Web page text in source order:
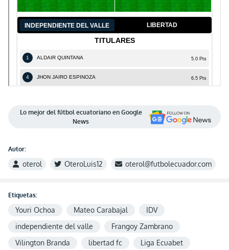
Lo mejor del fútbol ecuatoriano en Google
News
Autor:
oterol OteroLuis12 oterol@futbolecuador.com
Etiquetas:
Youri Ochoa Mateo Carabajal
IDV
independiente del valle
Frangoy Zambrano
Vilington Branda
libertad fc
Liga Ecuabet